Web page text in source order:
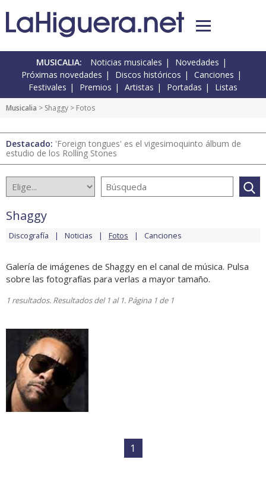
MUSICALIA: Noticias musicales
Novedades
Próximas novedades
Discos históricos
Canciones
Festivales
Premios Artistas Portadas Listas
Musicalia > Shaggy > Fotos
Destacado: 'Foreign tongues' es el vigesimoquinto álbum de
estudio de los Rolling Stones
Shaggy
Discografía Noticias Fotos Canciones
Galería de imágenes de Shaggy en el canal de música. Pulsa
sobre las fotografías para verlas a mayor tamaño.
1 resultados. Resultados del 1 al 1. Página 1 de 1
1